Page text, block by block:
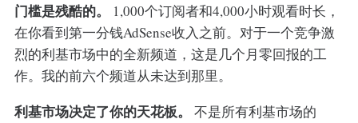
门槛是残酷的。
1,000个订阅者和4,000小时观看时长，
在你看到第一分钱AdSense收入之前。对于一个竞争激
烈的利基市场中的全新频道，这是几个月零回报的工
作。我的前六个频道从未达到那里。
利基市场决定了你的天花板。
不是所有利基市场的